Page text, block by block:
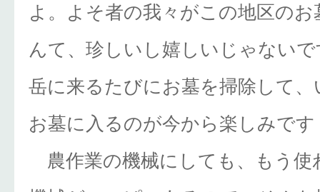
よ。よそ者の我々がこの地区の
んて、珍しいし嬉しいじゃない
岳に来るたびにお墓を掃除して
お墓に入るのが今から楽しみです
農作業の機械にしても、もう使